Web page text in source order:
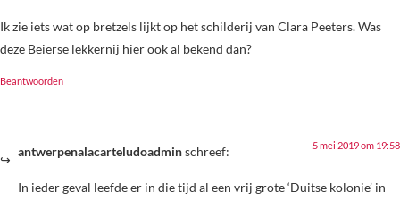
Ik zie iets wat op bretzels lijkt op het schilderij van Clara Peeters. Was
deze Beierse lekkernij hier ook al bekend dan?
Beantwoorden
antwerpenalacarteludoadminschreef: 5 mei 2019 om 19:58
In ieder geval leefde er in die tijd al een vrij grote ‘Duitse kolonie’ in